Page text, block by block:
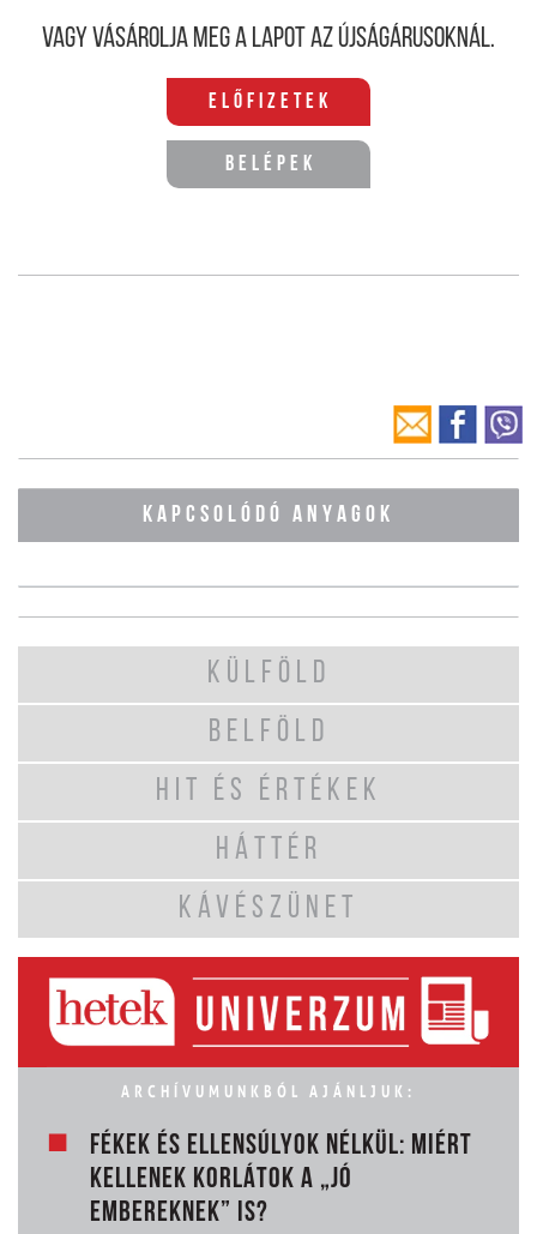
Vagy vásárolja meg a lapot az újságárusoknál.
Előfizetek
Belépek
KAPCSOLÓDÓ ANYAGOK
KÜLFÖLD
BELFÖLD
HIT ÉS ÉRTÉKEK
HÁTTÉR
KÁVÉSZÜNET
ARCHÍVUMUNKBÓL AJÁNLJUK:
FÉKEK ÉS ELLENSÚLYOK NÉLKÜL: MIÉRT
KELLENEK KORLÁTOK A „JÓ
EMBEREKNEK” IS?